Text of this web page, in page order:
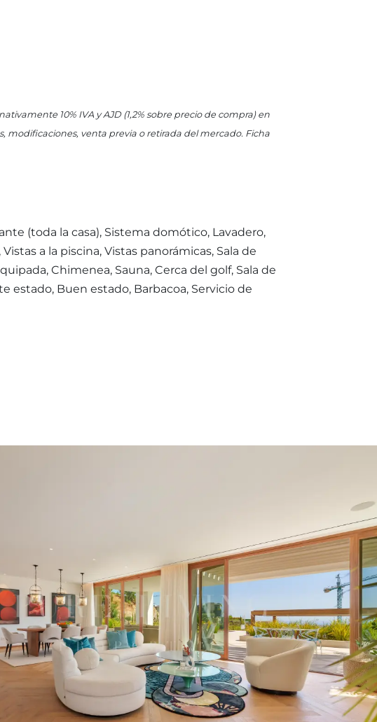
10% IVA y AJD (1,2% sobre precio de compra) en
modificaciones, venta previa o retirada del mercado. Ficha
(toda la casa), Sistema domótico, Lavadero,
a la piscina, Vistas panorámicas, Sala de
Chimenea, Sauna, Cerca del golf, Sala de
estado, Buen estado, Barbacoa, Servicio de